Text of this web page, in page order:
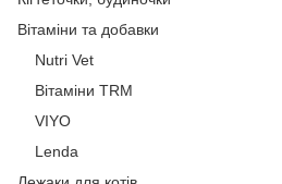
Вітаміни та добавки
Nutri Vet
Вітаміни ТRM
VIYO
Lenda